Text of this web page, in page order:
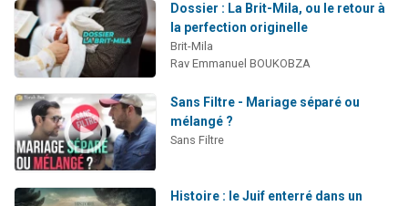
Dossier : La Brit-Mila, ou le retour à
la perfection originelle
Brit-Mila
Rav Emmanuel BOUKOBZA
Sans Filtre - Mariage séparé ou
mélangé ?
Sans Filtre
Histoire : le Juif enterré dans un